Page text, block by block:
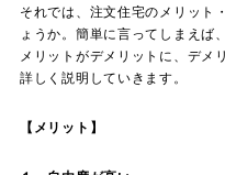
それでは、注文住宅のメリット
ょうか。簡単に言ってしまえば
メリットがデメリットに、デメ
詳しく説明していきます。
【メリット】